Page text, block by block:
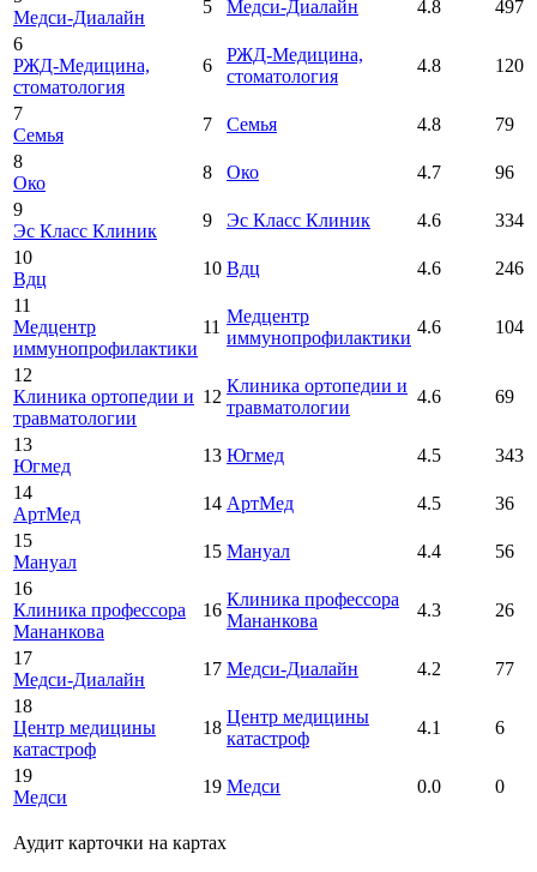
Медси-Диалайн
5 Медси-Диалайн 4.8
497
6
РЖД-Медицина,
стоматология
6
РЖД-Медицина,
стоматология
4.8 120
7
Семья
7 Семья 4.8
79
8
Око
8 Око 4.7
96
9
Эс Класс Клиник
9 Эс Класс Клиник 4.6
334
10
Вдц
10 Вдц 4.6
246
11
Медцентр
иммунопрофилактики
11
Медцентр
иммунопрофилактики
4.6 104
12
Клиника ортопедии и
травматологии
12
Клиника ортопедии и
травматологии
4.6 69
13
Югмед
13 Югмед 4.5
343
14
АртМед
14 АртМед 4.5
36
15
Мануал
15 Мануал 4.4
56
16
Клиника профессора
Мананкова
16
Клиника профессора
Мананкова
4.3 26
17
Медси-Диалайн
17 Медси-Диалайн 4.2
77
18
Центр медицины
катастроф
18
Центр медицины
катастроф
4.1 6
19
Медси
19 Медси 0.0 0
Аудит карточки на картах